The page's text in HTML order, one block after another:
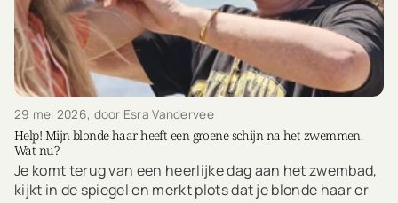
29 mei 2026, door Esra Vandervee
Help! Mijn blonde haar heeft een groene schijn na het zwemmen.
Wat nu?
Je komt terug van een heerlijke dag aan het zwembad,
kijkt in de spiegel en merkt plots dat je blonde haar er